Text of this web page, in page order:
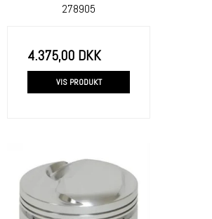
278905
4.375,00 DKK
VIS PRODUKT